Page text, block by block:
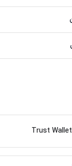
Trust Wallet